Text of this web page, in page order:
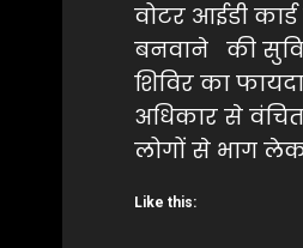
वोटर आईडी
बनवाने की
शिविर का
अधिकार से
लोगों से भाग
Like this: